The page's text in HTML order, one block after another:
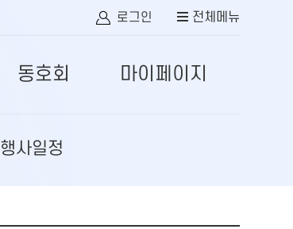
전체메뉴
로그인
행사일정
동호회 마이페이지